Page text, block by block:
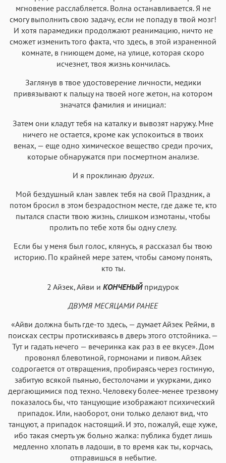
мгновение расслабляется. Волна останавливается. Я не
смогу выполнить свою задачу, если не попаду в твой мозг!
И хотя парамедики продолжают реанимацию, ничто не
сможет изменить того факта, что здесь, в этой израненной
комнате, в гниющем доме, на улице, которая скоро
исчезнет, твоя жизнь кончилась.
Заглянув в твое удостоверение личности, медики
привязывают к пальцу на твоей ноге жетон, на котором
значатся фамилия и инициал:
Затем они кладут тебя на каталку и вывозят наружу. Мне
ничего не остается, кроме как успокоиться в твоих
венах, — еще одно химическое вещество среди прочих,
которые обнаружатся при посмертном анализе.
И я проклинаю других.
Мой бездушный клан завлек тебя на свой Праздник, а
потом бросил в этом безрадостном месте, где даже те, кто
пытался спасти твою жизнь, слишком измотаны, чтобы
пролить по тебе хотя бы одну слезу.
Если бы у меня был голос, клянусь, я рассказал бы твою
историю. По крайней мере затем, чтобы самому понять,
кто ты.
2 Айзек, Айви и КОНЧЕНЫЙ придурок
ДВУМЯ МЕСЯЦАМИ РАНЕЕ
«Айви должна быть где-то здесь, — думает Айзек Рейми, в
поисках сестры протискиваясь в дверь этого отстойника. —
Тут и гадать нечего — вечеринка как раз в ее вкусе». Дом
провонял блевотиной, гормонами и пивом. Айзек
содрогается от отвращения, пробираясь через гостиную,
забитую всякой пьянью, бестолочами и укурками, дико
дергающимися под техно. Человеку более-менее трезвому
показалось бы, что танцующие изображают психический
припадок. Или, наоборот, они только делают вид, что
танцуют, а припадок настоящий. И это, пожалуй, еще хуже,
ибо такая смерть уж больно жалка: публика будет лишь
медленно хлопать в ладоши, в то время как ты, корчась,
отправишься в небытие.